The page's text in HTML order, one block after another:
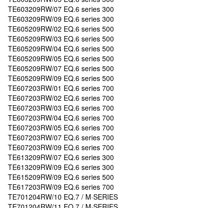
TE603209RW/07 EQ.6 series 300
TE603209RW/09 EQ.6 series 300
TE605209RW/02 EQ.6 series 500
TE605209RW/03 EQ.6 series 500
TE605209RW/04 EQ.6 series 500
TE605209RW/05 EQ.6 series 500
TE605209RW/07 EQ.6 series 500
TE605209RW/09 EQ.6 series 500
TE607203RW/01 EQ.6 series 700
TE607203RW/02 EQ.6 series 700
TE607203RW/03 EQ.6 series 700
TE607203RW/04 EQ.6 series 700
TE607203RW/05 EQ.6 series 700
TE607203RW/07 EQ.6 series 700
TE607203RW/09 EQ.6 series 700
TE613209RW/07 EQ.6 series 300
TE613209RW/09 EQ.6 series 300
TE615209RW/09 EQ.6 series 500
TE617203RW/09 EQ.6 series 700
TE701204RW/10 EQ.7 / M·SERIES